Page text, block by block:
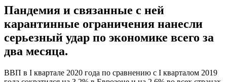
Пандемия и связанные с ней
карантинные ограничения нанесли
серьезный удар по экономике всего за
два месяца.
ВВП в I квартале 2020 года по сравнению с I кварталом 2019